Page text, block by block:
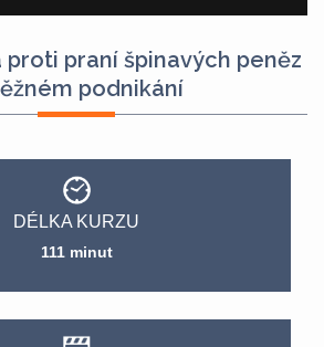
praní špinavých peněz
podnikání
DÉLKA KURZU
111 minut